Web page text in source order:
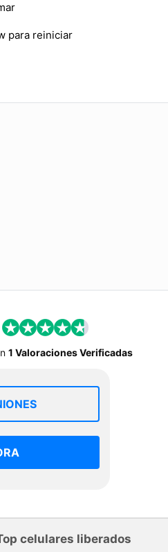
para reiniciar
1 Valoraciones Verificadas
celulares liberados